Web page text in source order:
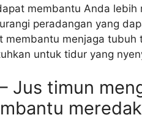
membantu Anda
peradangan yang
membantu menjaga
untuk tidur yang
Jus timun